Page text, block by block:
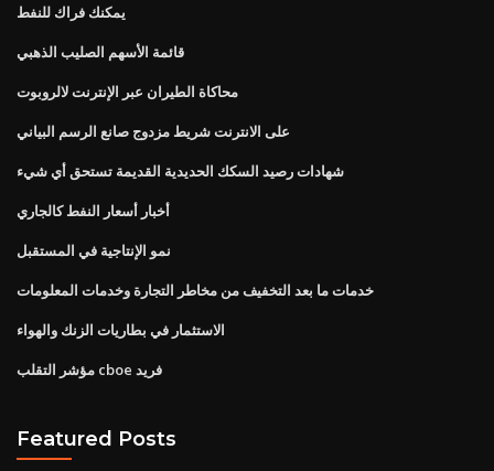
يمكنك فراك للنفط
قائمة الأسهم الصليب الذهبي
محاكاة الطيران عبر الإنترنت لالروبوت
على الانترنت شريط مزدوج صانع الرسم البياني
شهادات رصيد السكك الحديدية القديمة تستحق أي شيء
أخبار أسعار النفط كالجاري
نمو الإنتاجية في المستقبل
خدمات ما بعد التخفيف من مخاطر التجارة وخدمات المعلومات
الاستثمار في بطاريات الزنك والهواء
مؤشر التقلب cboe فريد
Featured Posts